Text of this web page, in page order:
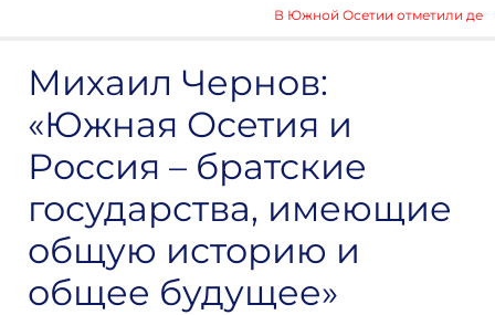
В Южной Осетии отметили день
Михаил Чернов:
«Южная Осетия и
Россия – братские
государства, имеющие
общую историю и
общее будущее»